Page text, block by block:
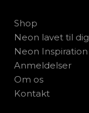
Shop
Neon lavet til dig
Neon Inspiration
Anmeldelser
Om os
Kontakt